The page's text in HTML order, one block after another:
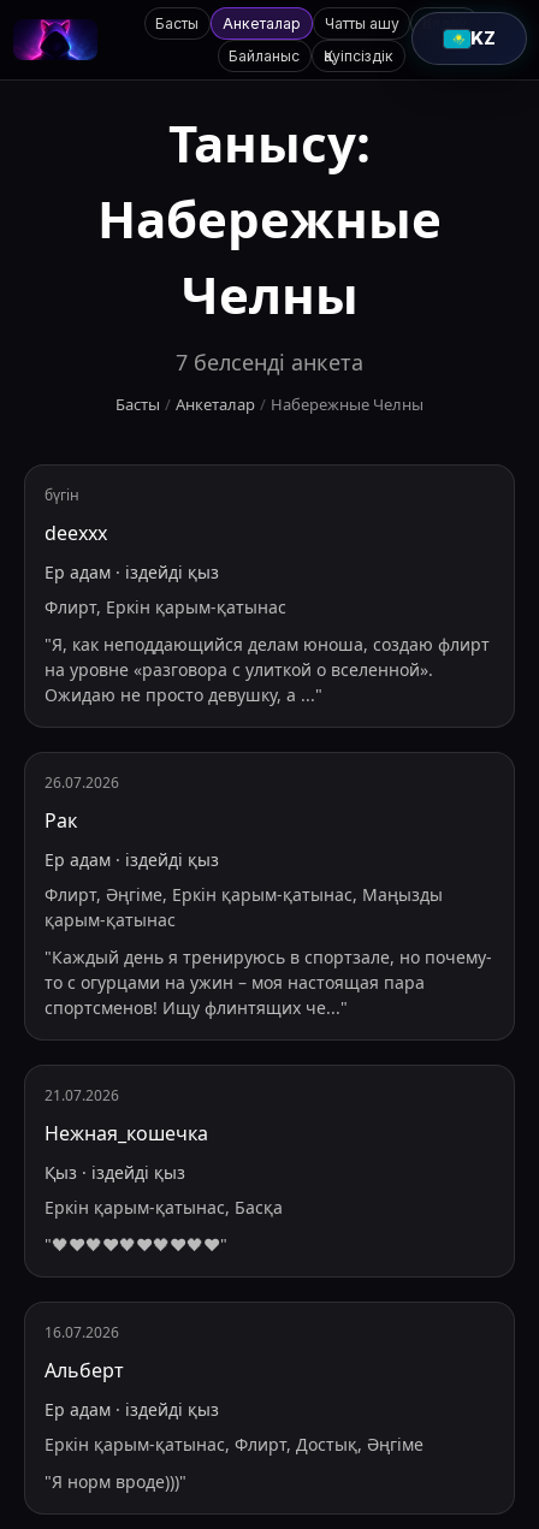
Басты Анкеталар Чатты ашу
Қолдау
Байланыс
Қауіпсіздік
KZ
Танысу:
Набережные
Челны
7 белсенді анкета
Басты / Анкеталар / Набережные Челны
бүгін
deexxx
Ер адам · іздейді қыз
Флирт, Еркін қарым-қатынас
"Я, как неподдающийся делам юноша, создаю флирт
на уровне «разговора с улиткой о вселенной».
Ожидаю не просто девушку, а ..."
26.07.2026
Рак
Ер адам · іздейді қыз
Флирт, Әңгіме, Еркін қарым-қатынас, Маңызды
қарым-қатынас
"Каждый день я тренируюсь в спортзале, но почему-
то с огурцами на ужин – моя настоящая пара
спортсменов! Ищу флинтящих че..."
21.07.2026
Нежная_кошечка
Қыз · іздейді қыз
Еркін қарым-қатынас, Басқа
"🖤❤️🖤❤️🖤❤️🖤❤️🖤❤️"
16.07.2026
Альберт
Ер адам · іздейді қыз
Еркін қарым-қатынас, Флирт, Достық, Әңгіме
"Я норм вроде)))"